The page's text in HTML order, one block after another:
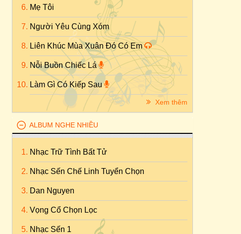
Mẹ Tôi
Người Yêu Cùng Xóm
Liên Khúc Mùa Xuân Đó Có Em
Nỗi Buồn Chiếc Lá
Làm Gì Có Kiếp Sau
Xem thêm
ALBUM NGHE NHIỀU
Nhạc Trữ Tình Bất Tử
Nhạc Sến Chế Linh Tuyển Chọn
Dan Nguyen
Vọng Cổ Chọn Lọc
Nhạc Sến 1